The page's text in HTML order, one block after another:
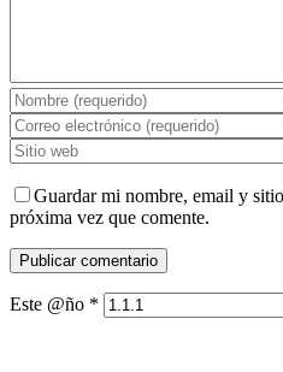
Guardar mi nombre, email y
próxima vez que comente.
Este @ño *